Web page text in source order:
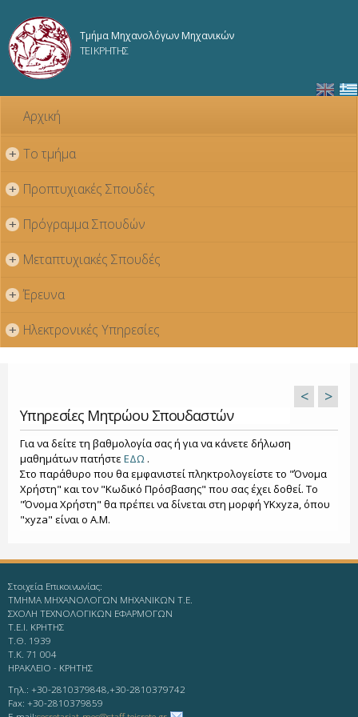
κυρίως
Τμήμα Μηχανολόγων Μηχανικών
ΤΕΙ ΚΡΗΤΗΣ
Αρχική
+ Το τμήμα
+ Προπτυχιακές Σπουδές
+ Πρόγραμμα Σπουδών
+ Μεταπτυχιακές Σπουδές
+ Έρευνα
+ Ηλεκτρονικές Υπηρεσίες
Υπηρεσίες Μητρώου Σπουδαστών
< >
Για να δείτε τη βαθμολογία σας ή για να κάνετε δήλωση
μαθημάτων πατήστε ΕΔΩ .
Στο παράθυρο που θα εμφανιστεί πληκτρολογείστε το "Όνομα
Χρήστη" και τον "Κωδικό Πρόσβασης" που σας έχει δοθεί. Το
"Όνομα Χρήστη" θα πρέπει να δίνεται στη μορφή YKxyza, όπου
"xyza" είναι ο Α.Μ.
Στοιχεία Επικοινωνίας:
ΤΜΗΜΑ ΜΗΧΑΝΟΛΟΓΩΝ ΜΗΧΑΝΙΚΩΝ Τ.Ε.
ΣΧΟΛΗ ΤΕΧΝΟΛΟΓΙΚΩΝ ΕΦΑΡΜΟΓΩΝ
T.E.I. KΡΗΤΗΣ
Τ.Θ. 1939
Τ.Κ. 71 004
ΗΡΑΚΛΕΙΟ - KΡΗΤΗΣ
Τηλ.: +30-2810379848,+30-2810379742
Fax: +30-2810379859